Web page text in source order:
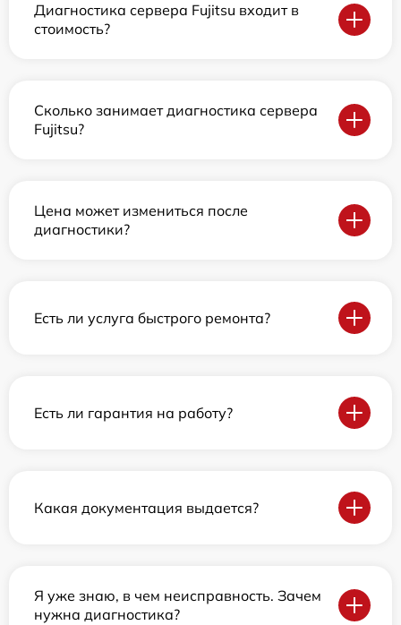
Диагностика сервера Fujitsu входит в
стоимость?
Сколько занимает диагностика сервера
Fujitsu?
Цена может измениться после
диагностики?
Есть ли услуга быстрого ремонта?
Есть ли гарантия на работу?
Какая документация выдается?
Я уже знаю, в чем неисправность. Зачем
нужна диагностика?